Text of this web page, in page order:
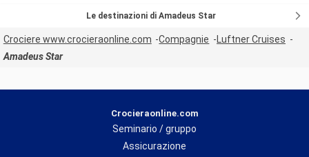
Le destinazioni di Amadeus Star
Crociere www.crocieraonline.com Compagnie
Luftner Cruises
Amadeus Star
Crocieraonline.com
Seminario / gruppo
Assicurazione